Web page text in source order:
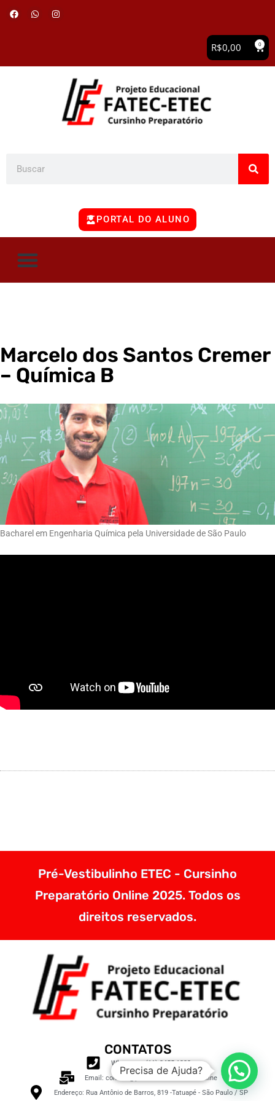
R$0,00 0
PORTAL DO ALUNO
Marcelo dos Santos Cremer
– Química B
Bacharel em Engenharia Química pela Universidade de São Paulo
Pré-Vestibulinho ETEC - Cursinho
Preparatório Online 2025. Todos os
direitos reservados.
CONTATOS
Whatsapp: (11) 3455-1232
Email: contato@pre-vestibulinhoetec.online
Endereço: Rua Antônio de Barros, 819 -Tatuapé - São Paulo / SP
Precisa de Ajuda?